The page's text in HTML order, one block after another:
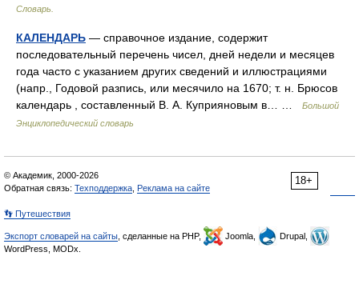
Словарь.
КАЛЕНДАРЬ — справочное издание, содержит
последовательный перечень чисел, дней недели и месяцев
года часто с указанием других сведений и иллюстрациями
(напр., Годовой разпись, или месячило на 1670; т. н. Брюсов
календарь , составленный В. А. Куприяновым в… …
Большой
Энциклопедический словарь
18+
© Академик, 2000-2026
Обратная связь: Техподдержка Реклама на сайте
👣 Путешествия
Экспорт словарей на сайты , сделанные на PHP, Joomla,
Drupal,
WordPress, MODx.